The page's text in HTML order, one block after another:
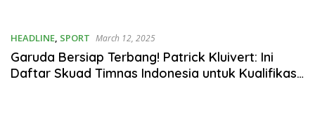
HEADLINE, SPORT March 12, 2025
Garuda Bersiap Terbang! Patrick Kluivert: Ini
Daftar Skuad Timnas Indonesia untuk Kualifikasi